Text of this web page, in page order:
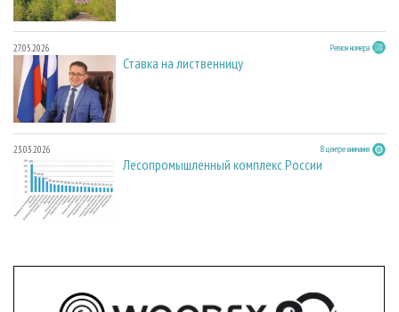
27.05.2026 Регион номера
Ставка на лиственницу
23.03.2026 В центре внимания
Лесопромышленный комплекс России